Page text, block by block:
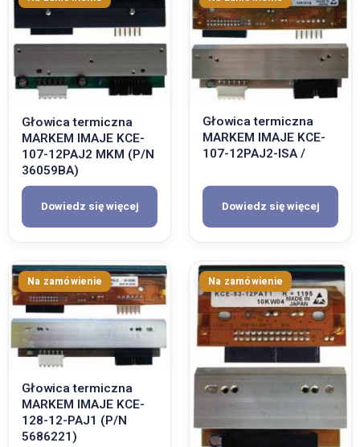
Głowica termiczna
MARKEM IMAJE KCE-
107-12PAJ2 MKM (P/N
36059BA)
Dowiedz się więcej
Głowica termiczna
MARKEM IMAJE KCE-
107-12PAJ2-ISA /
Dowiedz się więcej
Głowica termiczna
MARKEM IMAJE KCE-
128-12-PAJ1 (P/N
5686221)